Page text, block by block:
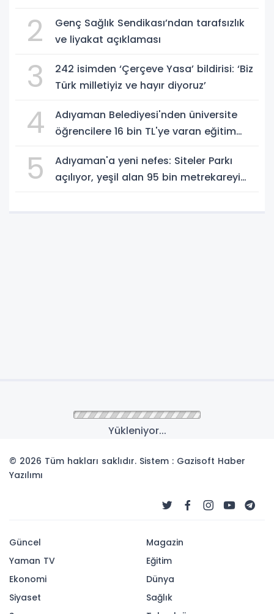
2
Genç Sağlık Sendikası’ndan tarafsızlık
ve liyakat açıklaması
3
242 isimden ‘Çerçeve Yasa’ bildirisi: ‘Biz
Türk milletiyiz ve hayır diyoruz’
4
Adıyaman Belediyesi'nden üniversite
öğrencilere 16 bin TL'ye varan eğitim
5
Adıyaman'a yeni nefes: Siteler Parkı
açılıyor, yeşil alan 95 bin metrekareyi
Yükleniyor...
© 2026 Tüm hakları saklıdır. Sistem : Gazisoft Haber
Yazılımı
Güncel
Yaman TV
Ekonomi
Siyaset
Magazin
Eğitim
Dünya
Sağlık